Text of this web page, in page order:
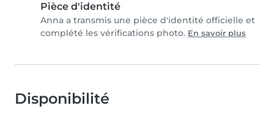
Pièce d'identité
Anna a transmis une pièce d'identité officielle et
complété les vérifications photo. En savoir plus
Disponibilité